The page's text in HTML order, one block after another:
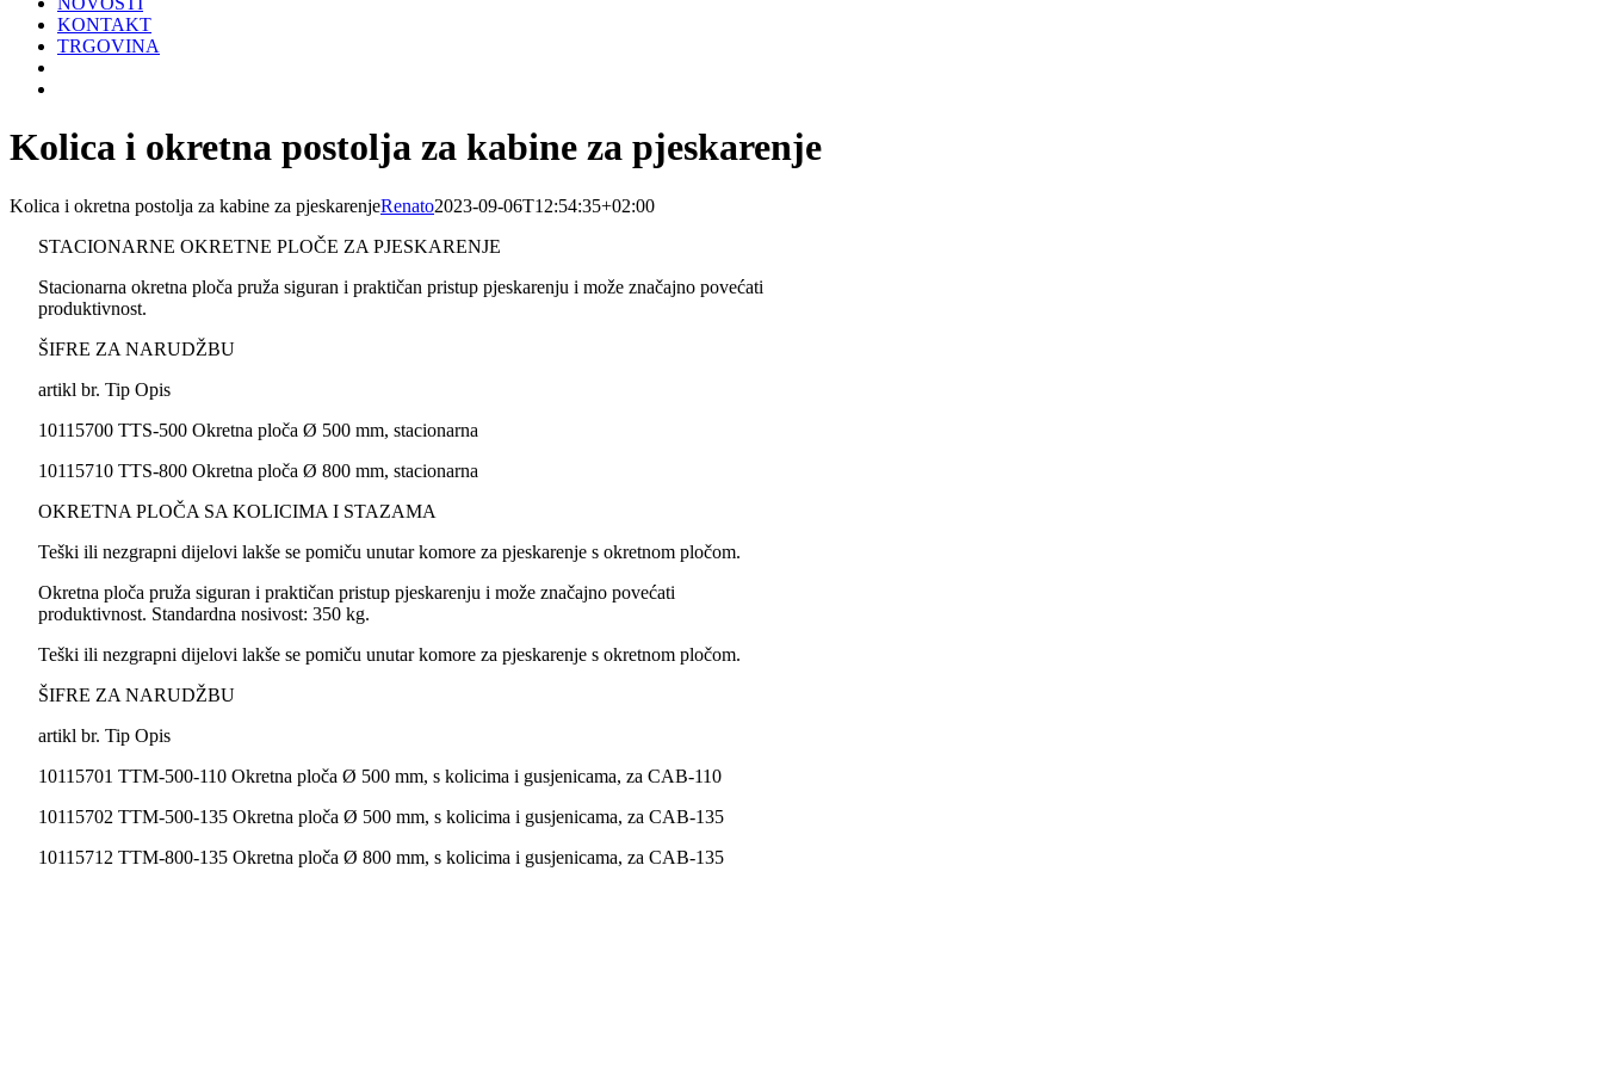
KONTAKT
TRGOVINA
Kolica i okretna postolja za kabine za pjeskarenje
Kolica i okretna postolja za kabine za pjeskarenjeRenato2023-09-06T12:54:35+02:00
STACIONARNE OKRETNE PLOČE ZA PJESKARENJE
Stacionarna okretna ploča pruža siguran i praktičan pristup pjeskarenju i može značajno povećati
produktivnost.
ŠIFRE ZA NARUDŽBU
artikl br. Tip Opis
10115700 TTS-500 Okretna ploča Ø 500 mm, stacionarna
10115710 TTS-800 Okretna ploča Ø 800 mm, stacionarna
OKRETNA PLOČA SA KOLICIMA I STAZAMA
Teški ili nezgrapni dijelovi lakše se pomiču unutar komore za pjeskarenje s okretnom pločom.
Okretna ploča pruža siguran i praktičan pristup pjeskarenju i može značajno povećati
produktivnost. Standardna nosivost: 350 kg.
Teški ili nezgrapni dijelovi lakše se pomiču unutar komore za pjeskarenje s okretnom pločom.
ŠIFRE ZA NARUDŽBU
artikl br. Tip Opis
10115701 TTM-500-110 Okretna ploča Ø 500 mm, s kolicima i gusjenicama, za CAB-110
10115702 TTM-500-135 Okretna ploča Ø 500 mm, s kolicima i gusjenicama, za CAB-135
10115712 TTM-800-135 Okretna ploča Ø 800 mm, s kolicima i gusjenicama, za CAB-135